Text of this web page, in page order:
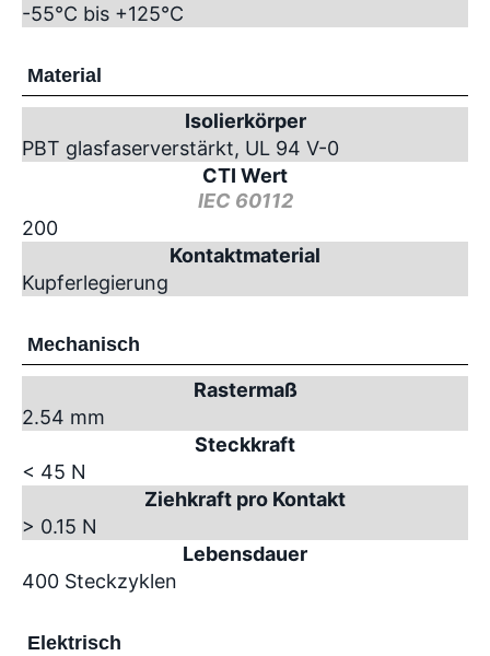
-55°C bis +125°C
Material
Isolierkörper
PBT glasfaserverstärkt, UL 94 V-0
CTI Wert
IEC 60112
200
Kontaktmaterial
Kupferlegierung
Mechanisch
Rastermaß
2.54 mm
Steckkraft
< 45 N
Ziehkraft pro Kontakt
> 0.15 N
Lebensdauer
400 Steckzyklen
Elektrisch